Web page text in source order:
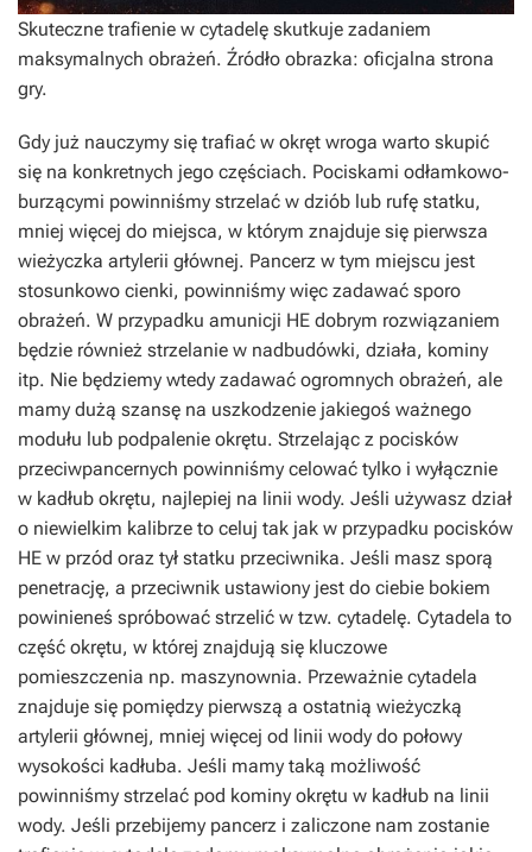
Skuteczne trafienie w cytadelę skutkuje zadaniem
maksymalnych obrażeń. Źródło obrazka: oficjalna strona
gry.
Gdy już nauczymy się trafiać w okręt wroga warto skupić
się na konkretnych jego częściach. Pociskami odłamkowo-
burzącymi powinniśmy strzelać w dziób lub rufę statku,
mniej więcej do miejsca, w którym znajduje się pierwsza
wieżyczka artylerii głównej. Pancerz w tym miejscu jest
stosunkowo cienki, powinniśmy więc zadawać sporo
obrażeń. W przypadku amunicji HE dobrym rozwiązaniem
będzie również strzelanie w nadbudówki, działa, kominy
itp. Nie będziemy wtedy zadawać ogromnych obrażeń, ale
mamy dużą szansę na uszkodzenie jakiegoś ważnego
modułu lub podpalenie okrętu. Strzelając z pocisków
przeciwpancernych powinniśmy celować tylko i wyłącznie
w kadłub okrętu, najlepiej na linii wody. Jeśli używasz dział
o niewielkim kalibrze to celuj tak jak w przypadku pocisków
HE w przód oraz tył statku przeciwnika. Jeśli masz sporą
penetrację, a przeciwnik ustawiony jest do ciebie bokiem
powinieneś spróbować strzelić w tzw. cytadelę. Cytadela to
część okrętu, w której znajdują się kluczowe
pomieszczenia np. maszynownia. Przeważnie cytadela
znajduje się pomiędzy pierwszą a ostatnią wieżyczką
artylerii głównej, mniej więcej od linii wody do połowy
wysokości kadłuba. Jeśli mamy taką możliwość
powinniśmy strzelać pod kominy okrętu w kadłub na linii
wody. Jeśli przebijemy pancerz i zaliczone nam zostanie